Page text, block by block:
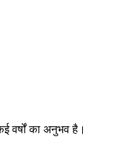
वर्षों का अनुभव है।